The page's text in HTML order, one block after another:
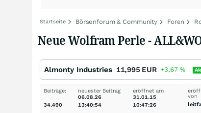
Startseite Börsenforum & Community Foren
Neue Wolfram Perle -
Almonty Industries 11,995 EUR +3,67 %
Beiträge:
34.490
neuester Beitrag
06.08.26
13:40:54
eröffnet am
31.01.15
10:47:26
von